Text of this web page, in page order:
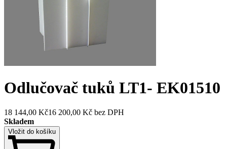
Odlučovač tuků LT1- EK01510
18 144,00 Kč16 200,00 Kč bez DPH
Skladem
Vložit do košíku